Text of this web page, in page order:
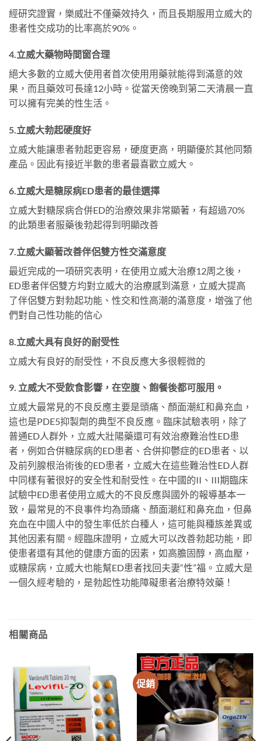
經研究證實，樂威壯不僅藥效持久，而且長期服用立威大的
患者性交成功的比率高於90%。
4.立威大藥物時間窗合理
絕大多數的立威大使用者首次使用用藥就能得到滿意的效
果，而且藥效可長達12小時。從當天傍晚到第二天清晨一直
可以擁有完美的性生活。
5.立威大勃起硬度好
立威大能讓患者勃起更容易，硬度更高，明顯優於其他同類
產品。因此有接近半數的患者最喜歡立威大。
6.立威大是糖尿病ED患者的最佳選擇
立威大對糖尿病合併ED的治療效果非常顯著，有超過70%
的此類患者服藥後勃起得到明顯改善
7.立威大顯著改善伴侶雙方性交滿意度
最近完成的一項研究表明，在使用立威大治療12周之後，
ED患者伴侶雙方均對立威大的治療感到滿意，立威大提高
了伴侶雙方對勃起功能、性交和性高潮的滿意度，增強了他
們對自己性功能的信心
8.立威大具有良好的耐受性
立威大有良好的耐受性，不良反應大多很輕微的
9. 立威大不受飲食影響，在空腹、飽餐後都可服用。
立威大最常見的不良反應主要是頭痛、顏面潮紅和鼻充血，
這也是PDE5抑製劑的典型不良反應。臨床試驗表明，除了
普通ED人群外，立威大壯陽藥還可有效治療難治性ED患
者，例如合併糖尿病的ED患者、合併抑鬱症的ED患者、以
及前列腺根治術後的ED患者，立威大在這些難治性ED人群
中同樣有著很好的安全性和耐受性。在中國的II、III期臨床
試驗中ED患者使用立威大的不良反應與國外的報導基本一
致，最常見的不良事件均為頭痛、顏面潮紅和鼻充血，但鼻
充血在中國人中的發生率低於白種人，這可能與種族差異或
其他因素有關。經臨床證明，立威大可以改善勃起功能，即
使患者還有其他的健康方面的因素，如高膽固醇，高血壓，
或糖尿病，立威大也能幫ED患者找回夫妻“性”福。立威大是
一個久經考驗的，是勃起性功能障礙患者治療特效藥！
相關商品
促銷